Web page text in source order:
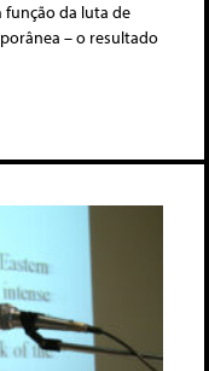
função da luta de
– o resultado